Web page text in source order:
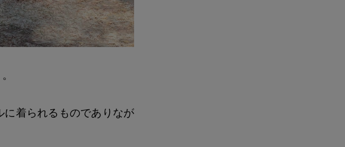
着られるものでありなが